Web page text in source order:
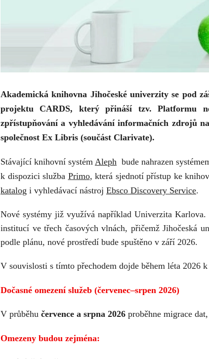
Akademická knihovna Jihočeské univerzity se pod
projektu CARDS, který přináší tzv. Platformu
zpřístupňování a vyhledávání informačních zdrojů
společnost Ex Libris (součást Clarivate).
Stávající knihovní systém Aleph bude nahrazen
k dispozici služba Primo, která sjednotí přístup ke
katalog i vyhledávací nástroj Ebsco Discovery Service.
Nové systémy již využívá například Univerzita
institucí ve třech časových vlnách, přičemž Jihočeská
podle plánu, nové prostředí bude spuštěno v září 2026.
V souvislosti s tímto přechodem dojde během léta 2026
Dočasné omezení služeb (červenec–srpen 2026)
V průběhu července a srpna 2026 proběhne migrace
Omezeny budou zejména: